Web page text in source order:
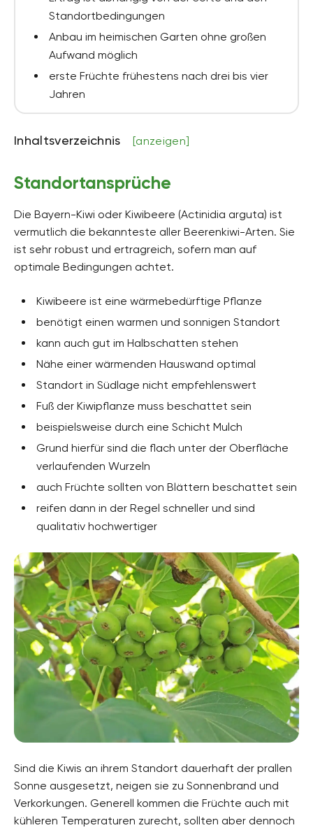
Standortbedingungen
Anbau im heimischen Garten ohne großen
Aufwand möglich
erste Früchte frühestens nach drei bis vier
Jahren
Inhaltsverzeichnis [anzeigen]
Standortansprüche
Die Bayern-Kiwi oder Kiwibeere (Actinidia arguta) ist
vermutlich die bekannteste aller Beerenkiwi-Arten. Sie
ist sehr robust und ertragreich, sofern man auf
optimale Bedingungen achtet.
Kiwibeere ist eine wärmebedürftige Pflanze
benötigt einen warmen und sonnigen Standort
kann auch gut im Halbschatten stehen
Nähe einer wärmenden Hauswand optimal
Standort in Südlage nicht empfehlenswert
Fuß der Kiwipflanze muss beschattet sein
beispielsweise durch eine Schicht Mulch
Grund hierfür sind die flach unter der Oberfläche
verlaufenden Wurzeln
auch Früchte sollten von Blättern beschattet sein
reifen dann in der Regel schneller und sind
qualitativ hochwertiger
Sind die Kiwis an ihrem Standort dauerhaft der prallen
Sonne ausgesetzt, neigen sie zu Sonnenbrand und
Verkorkungen. Generell kommen die Früchte auch mit
kühleren Temperaturen zurecht, sollten aber dennoch